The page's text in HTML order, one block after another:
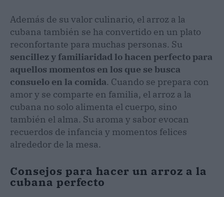
Además de su valor culinario, el arroz a la
cubana también se ha convertido en un plato
reconfortante para muchas personas. Su
sencillez y familiaridad lo hacen perfecto para
aquellos momentos en los que se busca
consuelo en la comida. Cuando se prepara con
amor y se comparte en familia, el arroz a la
cubana no solo alimenta el cuerpo, sino
también el alma. Su aroma y sabor evocan
recuerdos de infancia y momentos felices
alrededor de la mesa.
Consejos para hacer un arroz a la
cubana perfecto